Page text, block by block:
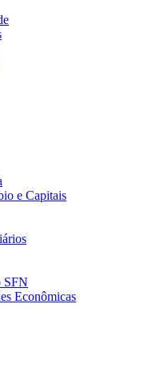
e Capitais
SFN
Econômicas